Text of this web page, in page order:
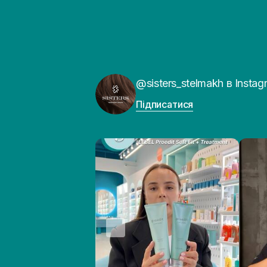
@sisters_stelmakh в
Підписатися